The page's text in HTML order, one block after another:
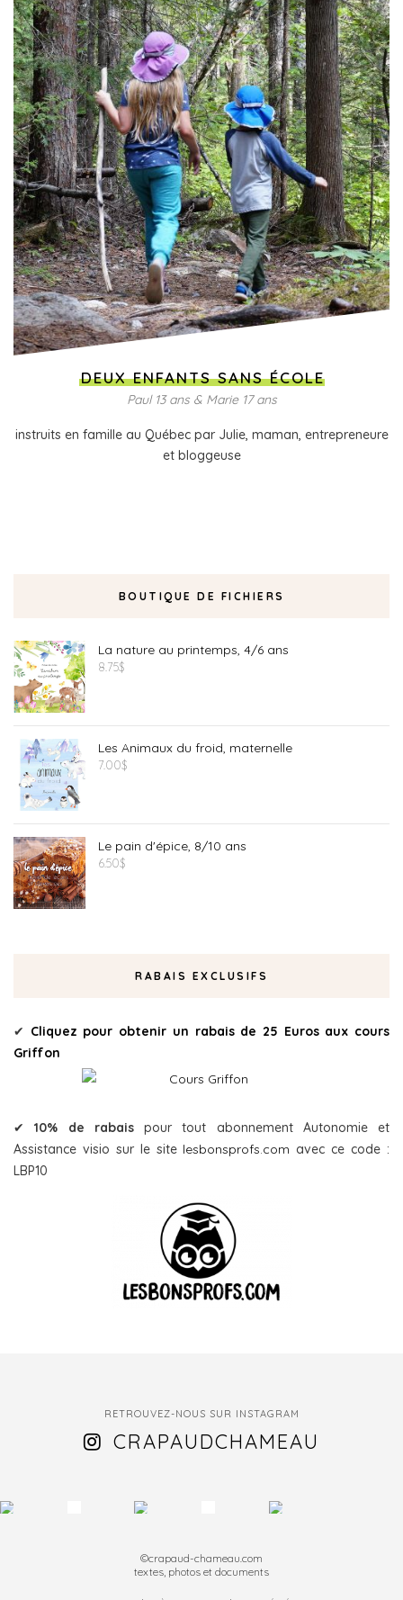
DEUX ENFANTS SANS ÉCOLE
Paul 13 ans & Marie 17 ans
instruits en famille au Québec par Julie, maman, entrepreneure
et bloggeuse
BOUTIQUE DE FICHIERS
La nature au printemps, 4/6 ans
8.75$
Les Animaux du froid, maternelle
7.00$
Le pain d'épice, 8/10 ans
6.50$
RABAIS EXCLUSIFS
✔ Cliquez pour obtenir un rabais de 25 Euros aux cours
Griffon
✔10% de rabaispour tout abonnement Autonomie et
Assistance visio sur le site lesbonsprofs.com avec ce code :
LBP10
RETROUVEZ-NOUS SUR INSTAGRAM
CRAPAUDCHAMEAU
©crapaud-chameau.com
textes, photos et documents